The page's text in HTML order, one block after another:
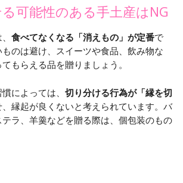
可能性のある手土産はNG
食べてなくなる「消えもの」が定番で
のは避け、スイーツや食品、飲み物な
もらえる品を贈りましょう。
によっては、 切り分ける行為が「縁を切
、縁起が良くないと考えられています。バ
ラ、羊羹などを贈る際は、個包装のもの